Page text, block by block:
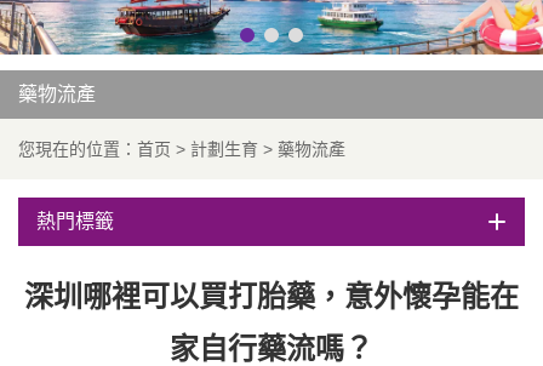
藥物流產
您現在的位置： 首页 > 計劃生育 > 藥物流產
熱門標籤
深圳哪裡可以買打胎藥，意外懷孕能在
家自行藥流嗎？